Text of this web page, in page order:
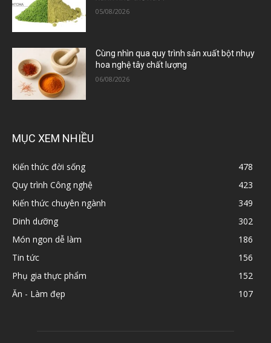
05/08/2026
Cùng nhìn qua quy trình sản xuất bột nhụy
hoa nghệ tây chất lượng
06/08/2026
MỤC XEM NHIỀU
Kiến thức đời sống
478
Quy trình Công nghệ
423
Kiến thức chuyên ngành
349
Dinh dưỡng
302
Món ngon dễ làm
186
Tin tức
156
Phụ gia thực phẩm
152
Ăn - Làm đẹp
107